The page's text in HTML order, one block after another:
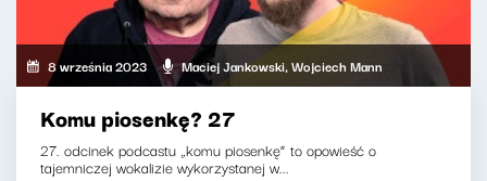
8 września 2023 Maciej Jankowski, Wojciech Mann
Komu piosenkę? 27
27. odcinek podcastu „komu piosenkę” to opowieść o
tajemniczej wokalizie wykorzystanej w...